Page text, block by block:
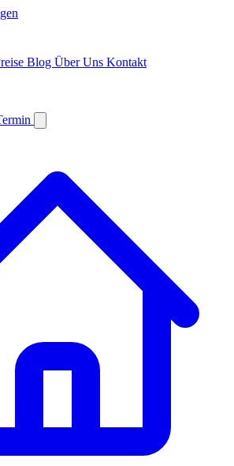
Blog Über Uns Kontakt